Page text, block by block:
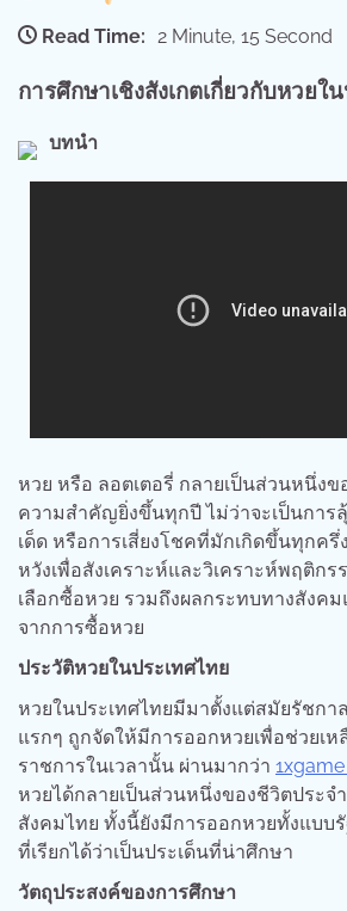
Read Time: 2 Minute, 15 Second
การศึกษาเชิงสังเกตเกี่ยวกับหวยใ
บทนำ
หวย หรือ ลอตเตอรี่ กลายเป็นส่วนหนึ่ง
ความสำคัญยิ่งขึ้นทุกปี ไม่ว่าจะเป็นการ
เด็ด หรือการเสี่ยงโชคที่มักเกิดขึ้นทุกครึ่
หวังเพื่อสังเคราะห์และวิเคราะห์พฤติก
เลือกซื้อหวย รวมถึงผลกระทบทางสังคม
จากการซื้อหวย
ประวัติหวยในประเทศไทย
หวยในประเทศไทยมีมาตั้งแต่สมัยรัชกา
แรกๆ ถูกจัดให้มีการออกหวยเพื่อช่วยเห
ราชการในเวลานั้น ผ่านมากว่า
หวยได้กลายเป็นส่วนหนึ่งของชีวิตประจ
สังคมไทย ทั้งนี้ยังมีการออกหวยทั้งแบบ
ที่เรียกได้ว่าเป็นประเด็นที่น่าศึกษา
วัตถุประสงค์ของการศึกษา